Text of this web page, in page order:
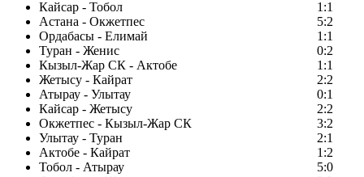
Кайсар - Тобол
1:1
Астана - Окжетпес
5:2
Ордабасы - Елимай
1:1
Туран - Женис
0:2
Кызыл-Жар СК - Актобе
1:1
Жетысу - Кайрат
2:2
Атырау - Улытау
0:1
Кайсар - Жетысу
2:2
Окжетпес - Кызыл-Жар СК
3:2
Улытау - Туран
2:1
Актобе - Кайрат
1:2
Тобол - Атырау
5:0